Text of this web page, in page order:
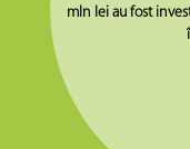
mln lei au fost